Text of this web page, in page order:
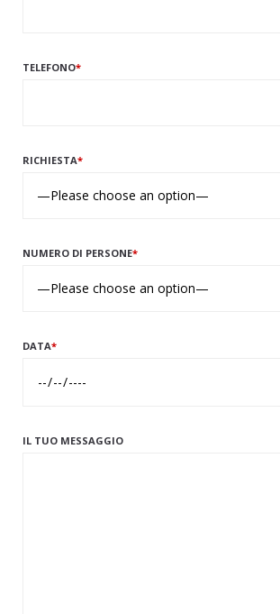
TELEFONO*
RICHIESTA*
NUMERO DI PERSONE*
DATA*
IL TUO MESSAGGIO